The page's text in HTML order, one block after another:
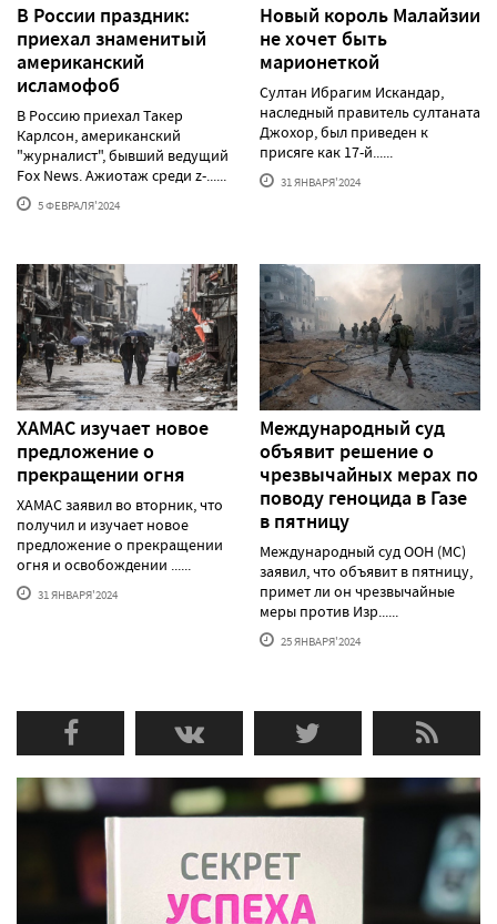
В России праздник:
приехал знаменитый
американский
исламофоб
В Россию приехал Такер
Карлсон, американский
"журналист", бывший ведущий
Fox News. Ажиотаж среди z-......
5 ФЕВРАЛЯ'2024
Новый король Малайзии
не хочет быть
марионеткой
Султан Ибрагим Искандар,
наследный правитель султаната
Джохор, был приведен к
присяге как 17-й......
31 ЯНВАРЯ'2024
ХАМАС изучает новое
предложение о
прекращении огня
ХАМАС заявил во вторник, что
получил и изучает новое
предложение о прекращении
огня и освобождении ......
31 ЯНВАРЯ'2024
Международный суд
объявит решение о
чрезвычайных мерах по
поводу геноцида в Газе
в пятницу
Международный суд ООН (МС)
заявил, что объявит в пятницу,
примет ли он чрезвычайные
меры против Изр......
25 ЯНВАРЯ'2024